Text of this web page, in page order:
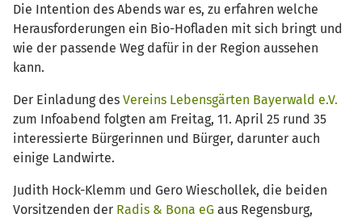
Die Intention des Abends war es, zu erfahren welche
Herausforderungen ein Bio-Hofladen mit sich bringt und
wie der passende Weg dafür in der Region aussehen
kann.
Der Einladung des Vereins Lebensgärten Bayerwald e.V.
zum Infoabend folgten am Freitag, 11. April 25 rund 35
interessierte Bürgerinnen und Bürger, darunter auch
einige Landwirte.
Judith Hock-Klemm und Gero Wieschollek, die beiden
Vorsitzenden der Radis & Bona eG aus Regensburg,